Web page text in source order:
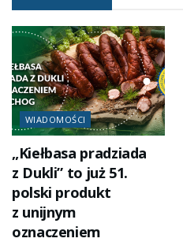
WIADOMOŚCI
„Kiełbasa pradziada
z Dukli” to już 51.
polski produkt
z unijnym
oznaczeniem